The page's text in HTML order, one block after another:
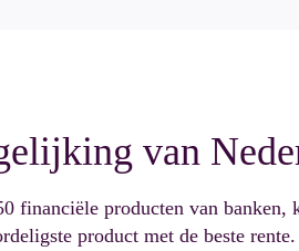
van
financiële producten van banken,
product met de beste rente.